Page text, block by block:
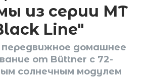
из серии МТ
Line"
передвижное домашнее
от Büttner с 72-
солнечным модулем